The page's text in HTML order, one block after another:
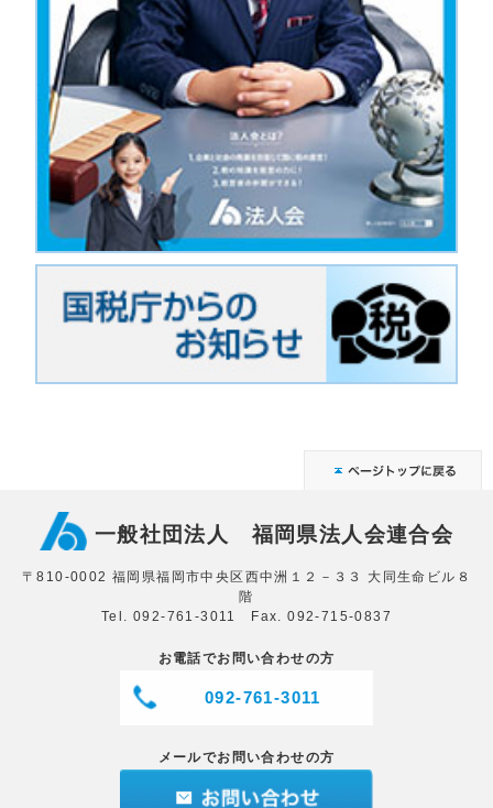
一般社団法人 福岡県法人会連合会
〒810-0002 福岡県福岡市中央区西中洲１２－３３ 大同生命ビル８
階
Tel. 092-761-3011 Fax. 092-715-0837
お電話でお問い合わせの方
092-761-3011
メールでお問い合わせの方